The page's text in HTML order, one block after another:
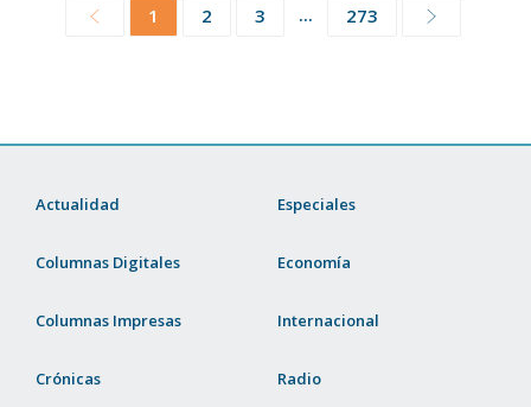
1 2 3 ... 273
Actualidad
Columnas Digitales
Columnas Impresas
Crónicas
Especiales
Economía
Internacional
Radio